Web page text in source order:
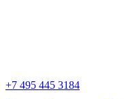
+7 495 445 3184